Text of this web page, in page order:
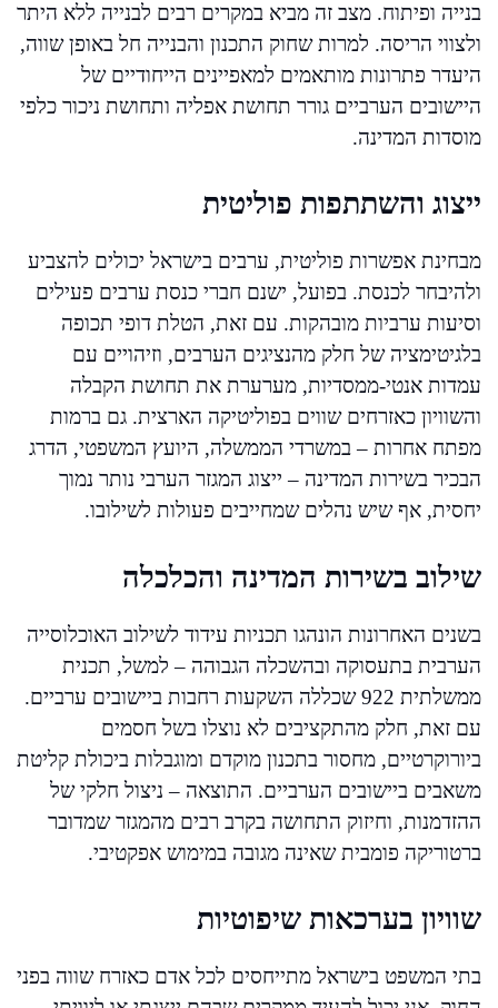
בנייה ופיתוח. מצב זה מביא במקרים רבים לבנייה ללא היתר
ולצווי הריסה. למרות שחוק התכנון והבנייה חל באופן שווה,
היעדר פתרונות מותאמים למאפיינים הייחודיים של
היישובים הערביים גורר תחושת אפליה ותחושת ניכור כלפי
מוסדות המדינה.
ייצוג והשתתפות פוליטית
מבחינת אפשרות פוליטית, ערבים בישראל יכולים להצביע
ולהיבחר לכנסת. בפועל, ישנם חברי כנסת ערבים פעילים
וסיעות ערביות מובהקות. עם זאת, הטלת דופי תכופה
בלגיטימציה של חלק מהנציגים הערבים, וזיהויים עם
עמדות אנטי-ממסדיות, מערערת את תחושת הקבלה
והשוויון כאזרחים שווים בפוליטיקה הארצית. גם ברמות
מפתח אחרות – במשרדי הממשלה, היועץ המשפטי, הדרג
הבכיר בשירות המדינה – ייצוג המגזר הערבי נותר נמוך
יחסית, אף שיש נהלים שמחייבים פעולות לשילובו.
שילוב בשירות המדינה והכלכלה
בשנים האחרונות הונהגו תכניות עידוד לשילוב האוכלוסייה
הערבית בתעסוקה ובהשכלה הגבוהה – למשל, תכנית
ממשלתית 922 שכללה השקעות רחבות ביישובים ערביים.
עם זאת, חלק מהתקציבים לא נוצלו בשל חסמים
ביורוקרטיים, מחסור בתכנון מוקדם ומוגבלות ביכולת קליטת
משאבים ביישובים הערביים. התוצאה – ניצול חלקי של
ההזדמנות, וחיזוק התחושה בקרב רבים מהמגזר שמדובר
ברטוריקה פומבית שאינה מגובה במימוש אפקטיבי.
שוויון בערכאות שיפוטיות
בתי המשפט בישראל מתייחסים לכל אדם כאזרח שווה בפני